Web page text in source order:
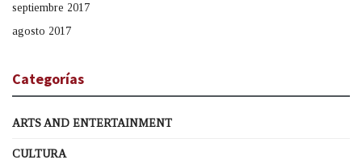
septiembre 2017
agosto 2017
Categorías
ARTS AND ENTERTAINMENT
CULTURA